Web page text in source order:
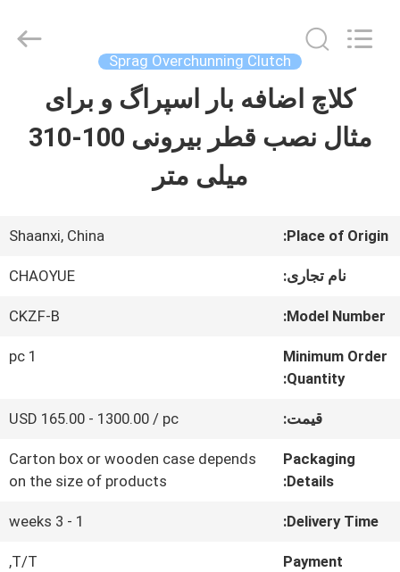
صفحه
اصلی
درباره
ما
تور
کنترل
کیفیت
Xianyang
Chaoyue
Sprag Overchunning Clutch
کلاچ اضافه بار اسپراگ و برای
مثال نصب قطر بیرونی 100-310
میلی متر
Place of Origin:
Shaanxi, China
نام تجاری: CHAOYUE
Model Number:
CKZF-B
Minimum Order
Quantity:
1 pc
قیمت: USD 165.00 - 1300.00 / pc
Packaging
Details:
Carton box or wooden case depends
on the size of products
Delivery Time:
1 - 3 weeks
Payment
T/T,